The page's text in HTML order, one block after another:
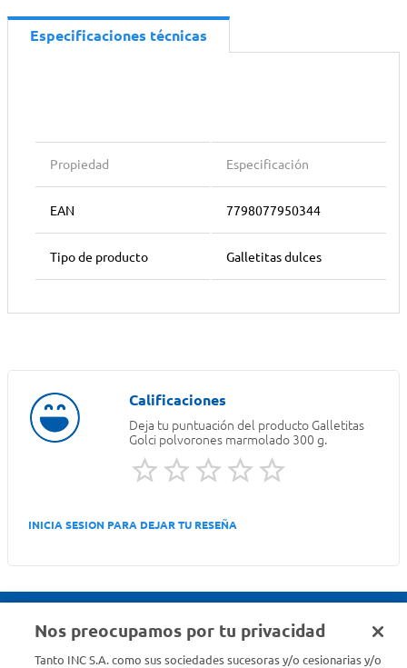
Especificaciones técnicas
Propiedad Especificación
EAN 7798077950344
Tipo de producto Galletitas dulces
Deja tu puntuación del producto Galletitas
Golci polvorones marmolado 300 g.
INICIA SESION PARA DEJAR TU RESEÑA
Nos preocupamos por tu privacidad
Tanto INC S.A. como sus sociedades sucesoras y/o cesionarias y/o